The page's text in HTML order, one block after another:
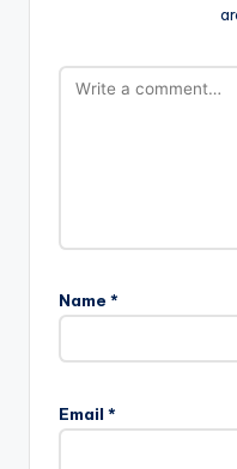
Name *
Email *